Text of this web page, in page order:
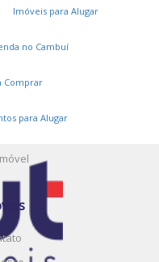
Imóveis para Alugar
no Cambuí
Comprar
para Alugar